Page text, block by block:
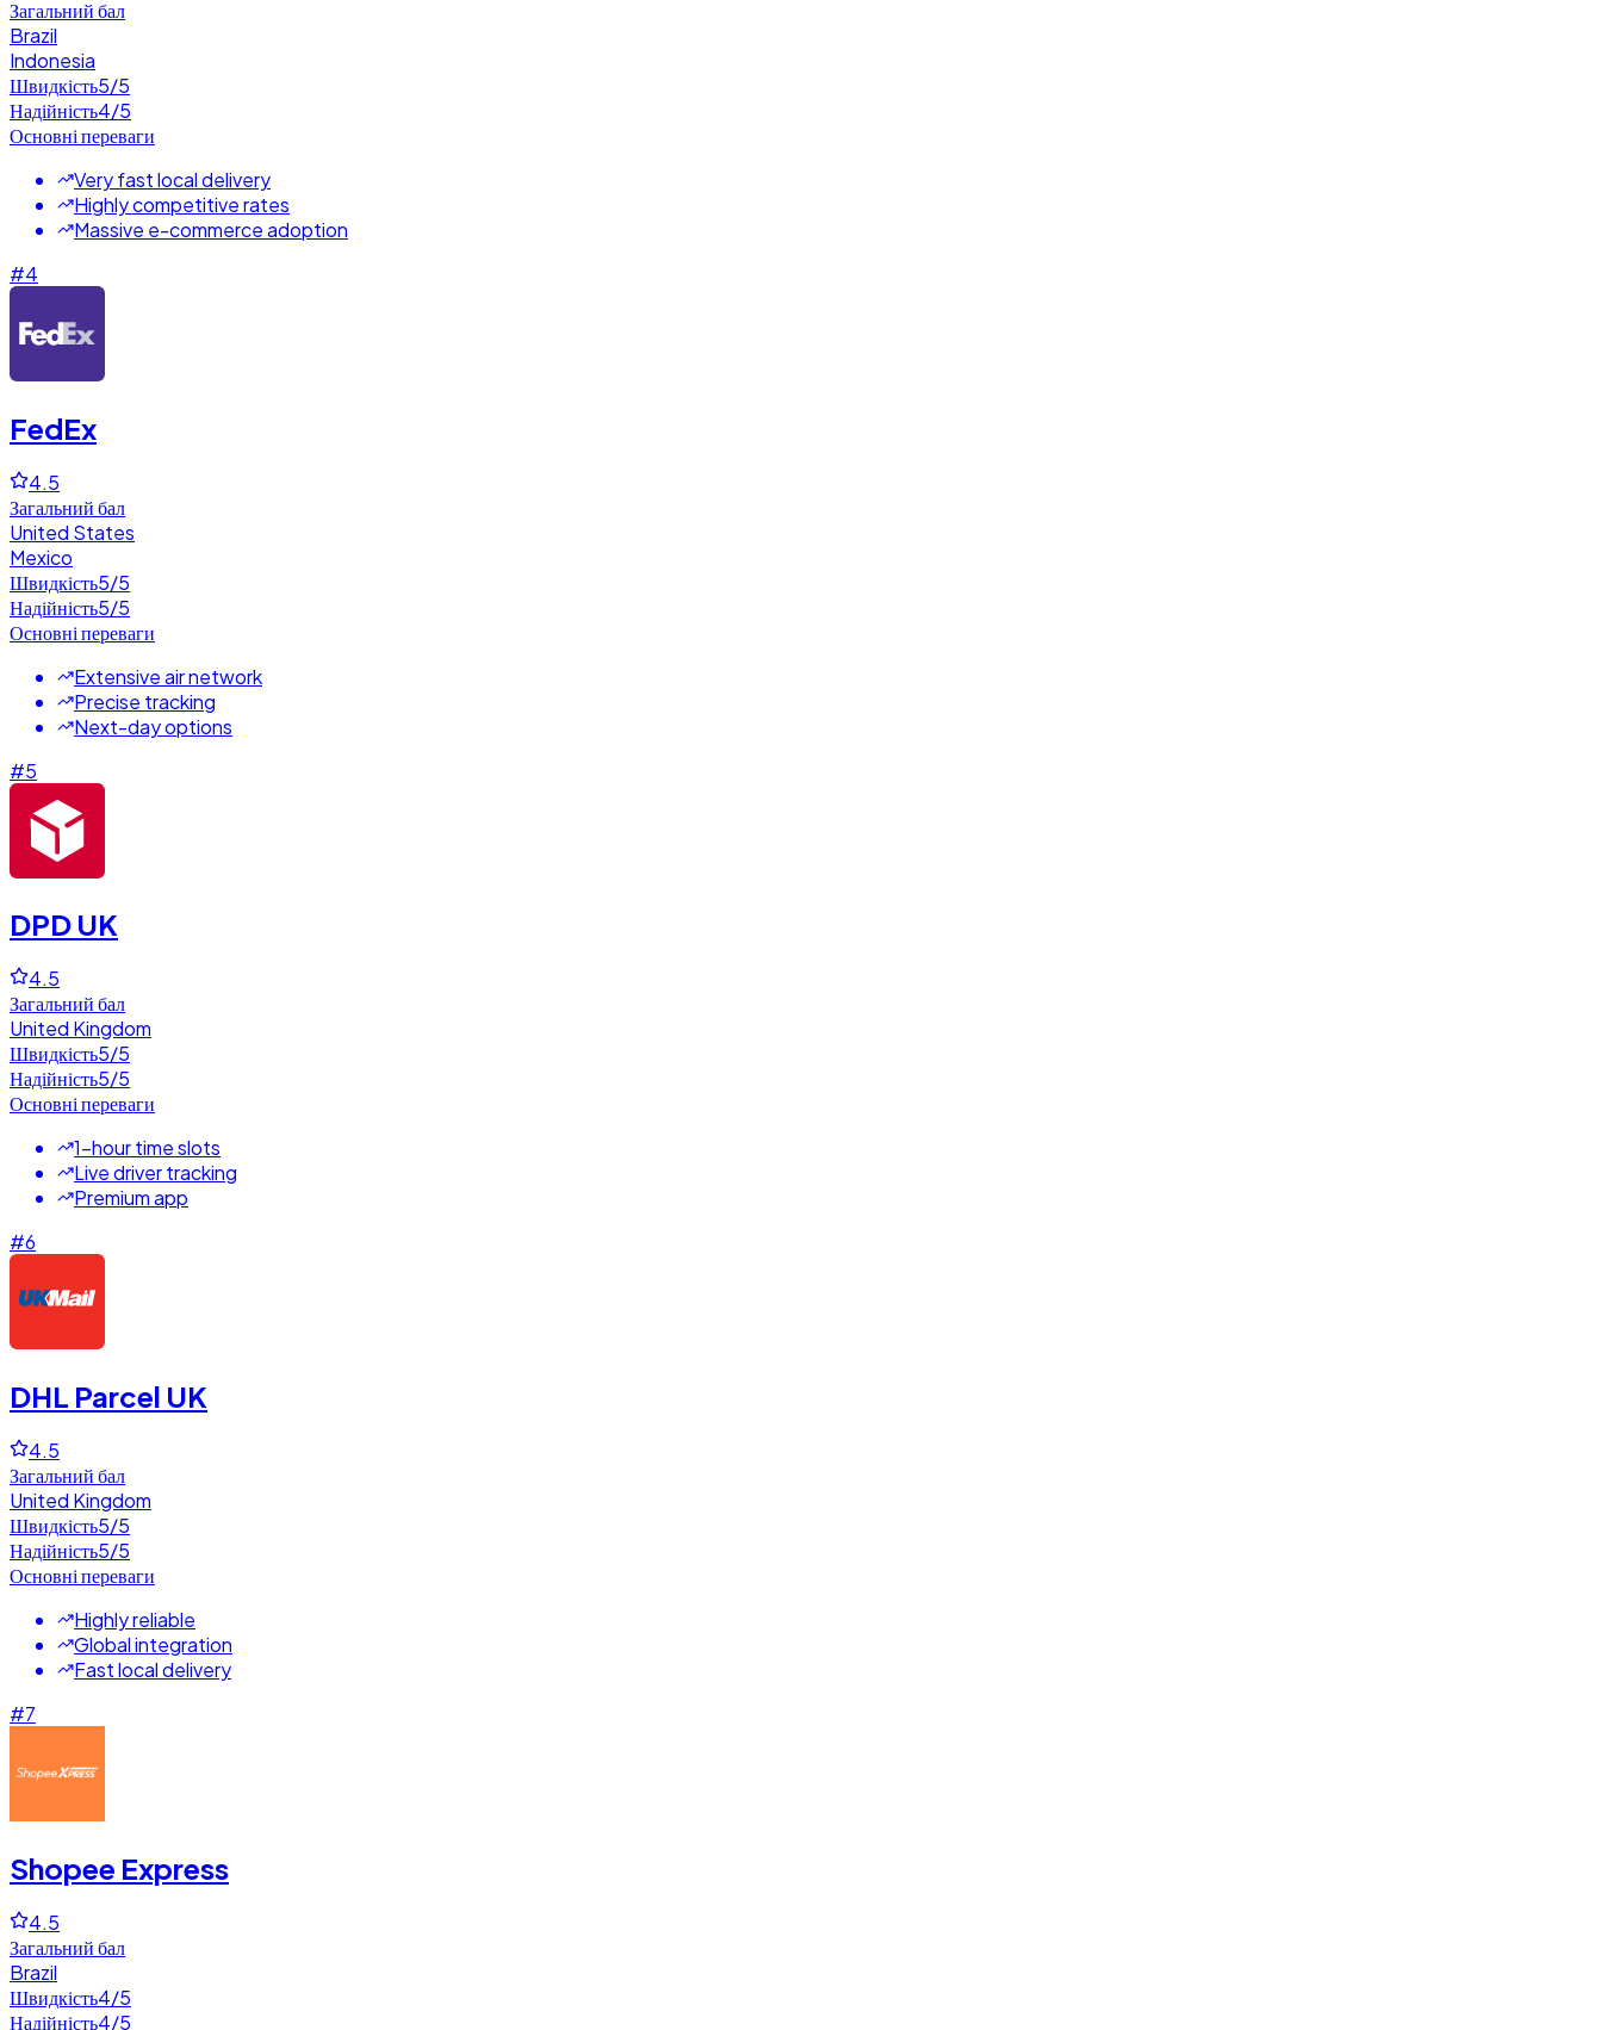
Загальний бал
Brazil
Indonesia
Швидкість5/5
Надійність4/5
Основні переваги
Very fast local delivery
Highly competitive rates
Massive e-commerce adoption
#4
FedEx
4.5
Загальний бал
United States
Mexico
Швидкість5/5
Надійність5/5
Основні переваги
Extensive air network
Precise tracking
Next-day options
#5
DPD UK
4.5
Загальний бал
United Kingdom
Швидкість5/5
Надійність5/5
Основні переваги
1-hour time slots
Live driver tracking
Premium app
#6
DHL Parcel UK
4.5
Загальний бал
United Kingdom
Швидкість5/5
Надійність5/5
Основні переваги
Highly reliable
Global integration
Fast local delivery
#7
Shopee Express
4.5
Загальний бал
Brazil
Швидкість4/5
Надійність4/5